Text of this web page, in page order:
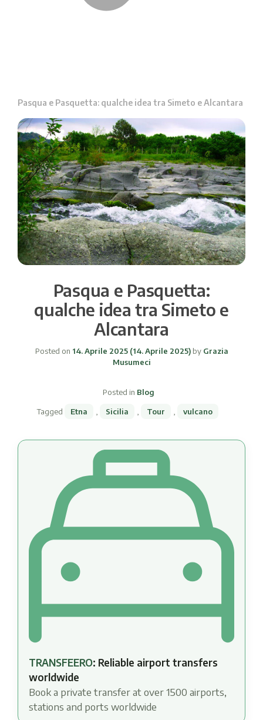
Pasqua e Pasquetta: qualche idea tra Simeto e Alcantara
Pasqua e Pasquetta:
qualche idea tra Simeto e
Alcantara
Posted on 14. Aprile 2025(14. Aprile 2025) byGrazia
Musumeci
Posted in Blog
Tagged Etna Sicilia Tour vulcano
TRANSFEERO: Reliable airport transfers
worldwide
Book a private transfer at over 1500 airports,
stations and ports worldwide